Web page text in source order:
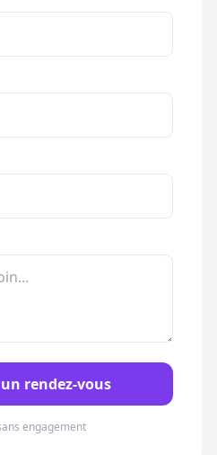
rendez-vous
engagement